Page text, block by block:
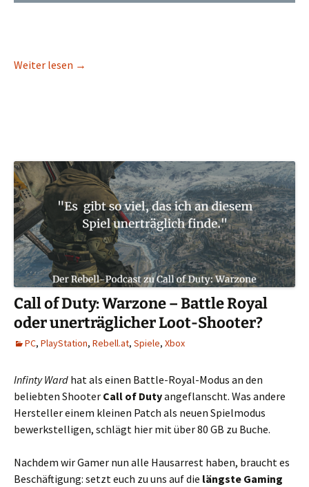
Weiter lesen Black Mesa: Können wir uns wieder in „Half-Life“
→
Call of Duty: Warzone – Battle Royal
oder unerträglicher Loot-Shooter?
PC, PlayStation, Rebell.at, Spiele, Xbox
Infinty Ward hat als einen Battle-Royal-Modus an den
beliebten Shooter Call of Dutyangeflanscht. Was andere
Hersteller einem kleinen Patch als neuen Spielmodus
bewerkstelligen, schlägt hier mit über 80 GB zu Buche.
Nachdem wir Gamer nun alle Hausarrest haben, braucht es
Beschäftigung: setzt euch zu uns auf die längste Gaming